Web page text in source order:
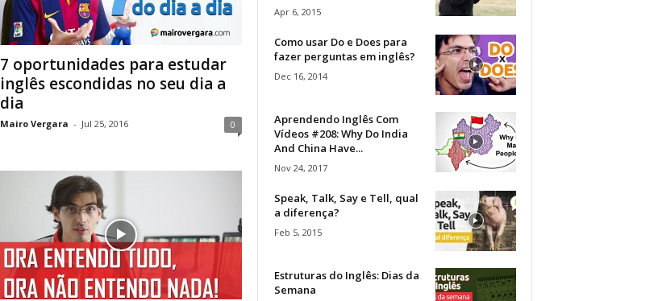
7 oportunidades para estudar
inglês escondidas no seu dia a
dia
Mairo Vergara - Jul 25, 2016 0
Apr 6, 2015
Como usar Do e Does para
fazer perguntas em inglês?
Dec 16, 2014
Aprendendo Inglês Com
Vídeos #208: Why Do India
And China Have...
Nov 24, 2017
Speak, Talk, Say e Tell, qual
a diferença?
Feb 5, 2015
Estruturas do Inglês: Dias da
Semana